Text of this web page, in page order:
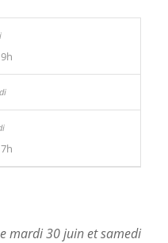
mardi 30 juin et samedi